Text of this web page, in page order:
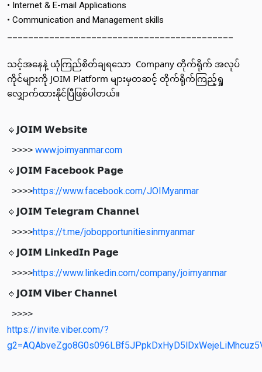
• Internet & E-mail Applications
• Communication and Management skills
သင့်အ​နေနဲ့ ယုံကြည်စိတ်ချရ​သော  Company တိုက်ရိုက် အလုပ်
ကိုင်များကို JOIM Platform များမှတဆင့် တိုက်ရိုက်ကြည့်ရှု​
လျှောက်ထားနိုင်ပြီဖြစ်ပါတယ်။
🔹𝗝𝗢𝗜𝗠 𝗪𝗲𝗯𝘀𝗶𝘁𝗲
>>>> www.joimyanmar.com
🔹𝗝𝗢𝗜𝗠 𝗙𝗮𝗰𝗲𝗯𝗼𝗼𝗸 𝗣𝗮𝗴𝗲
>>>>https://www.facebook.com/JOIMyanmar
🔹𝗝𝗢𝗜𝗠 𝗧𝗲𝗹𝗲𝗴𝗿𝗮𝗺 𝗖𝗵𝗮𝗻𝗻𝗲𝗹
>>>>https://t.me/jobopportunitiesinmyanmar
🔹𝗝𝗢𝗜𝗠 𝗟𝗶𝗻𝗸𝗲𝗱𝗜𝗻 𝗣𝗮𝗴𝗲
>>>>https://www.linkedin.com/company/joimyanmar
🔹𝗝𝗢𝗜𝗠 𝗩𝗶𝗯𝗲𝗿 𝗖𝗵𝗮𝗻𝗻𝗲𝗹
>>>>
https://invite.viber.com/?